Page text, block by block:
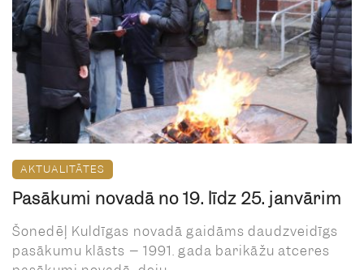
AKTUALITĀTES
Pasākumi novadā no 19. līdz 25. janvārim
Šonedēļ Kuldīgas novadā gaidāms daudzveidīgs
pasākumu klāsts – 1991. gada barikāžu atceres